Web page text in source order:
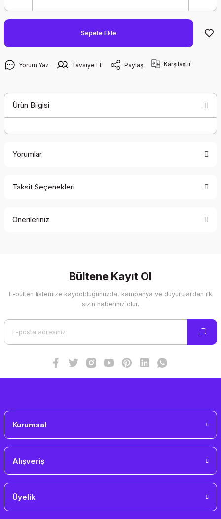
Sepete Ekle
Yorum Yaz Tavsiye Et Paylaş Karşılaştır
Ürün Bilgisi
Yorumlar
Taksit Seçenekleri
Önerileriniz
Görüş ve önerileriniz için teşekkür ederiz.
Ürün resmi kalitesiz, bozuk veya görüntülenemiyor.
Bültene Kayıt Ol
E-bülten listemize kaydolduğunuzda, kampanya ve duyurulardan ilk
sizin haberiniz olur.
Kurumsal
Alışveriş
Üyelik